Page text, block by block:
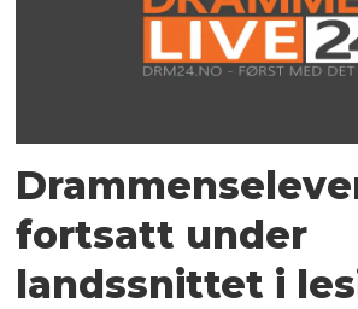
fortsatt under
landssnittet i